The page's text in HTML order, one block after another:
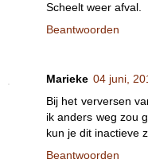
Scheelt weer afval.
Beantwoorden
Marieke 04 juni,
Bij het verversen
ik anders weg zou
kun je dit inactieve
Beantwoorden